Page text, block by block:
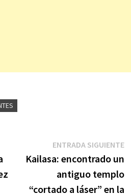
ENTRADA SIGUIENTE
Kailasa: encontrado un
antiguo templo
“cortado a láser” en la